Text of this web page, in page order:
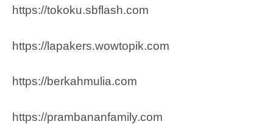
https://tokoku.sbflash.com
https://lapakers.wowtopik.com
https://berkahmulia.com
https://prambananfamily.com